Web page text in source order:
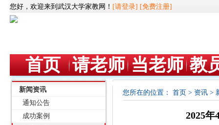
您好，欢迎来到武汉大学家教网！ [请登录] [免费注册]
首页 请老师 当老师 教
新闻资讯
通知公告
成功案例
您所在的位置： 首页 > 资讯 >
2025